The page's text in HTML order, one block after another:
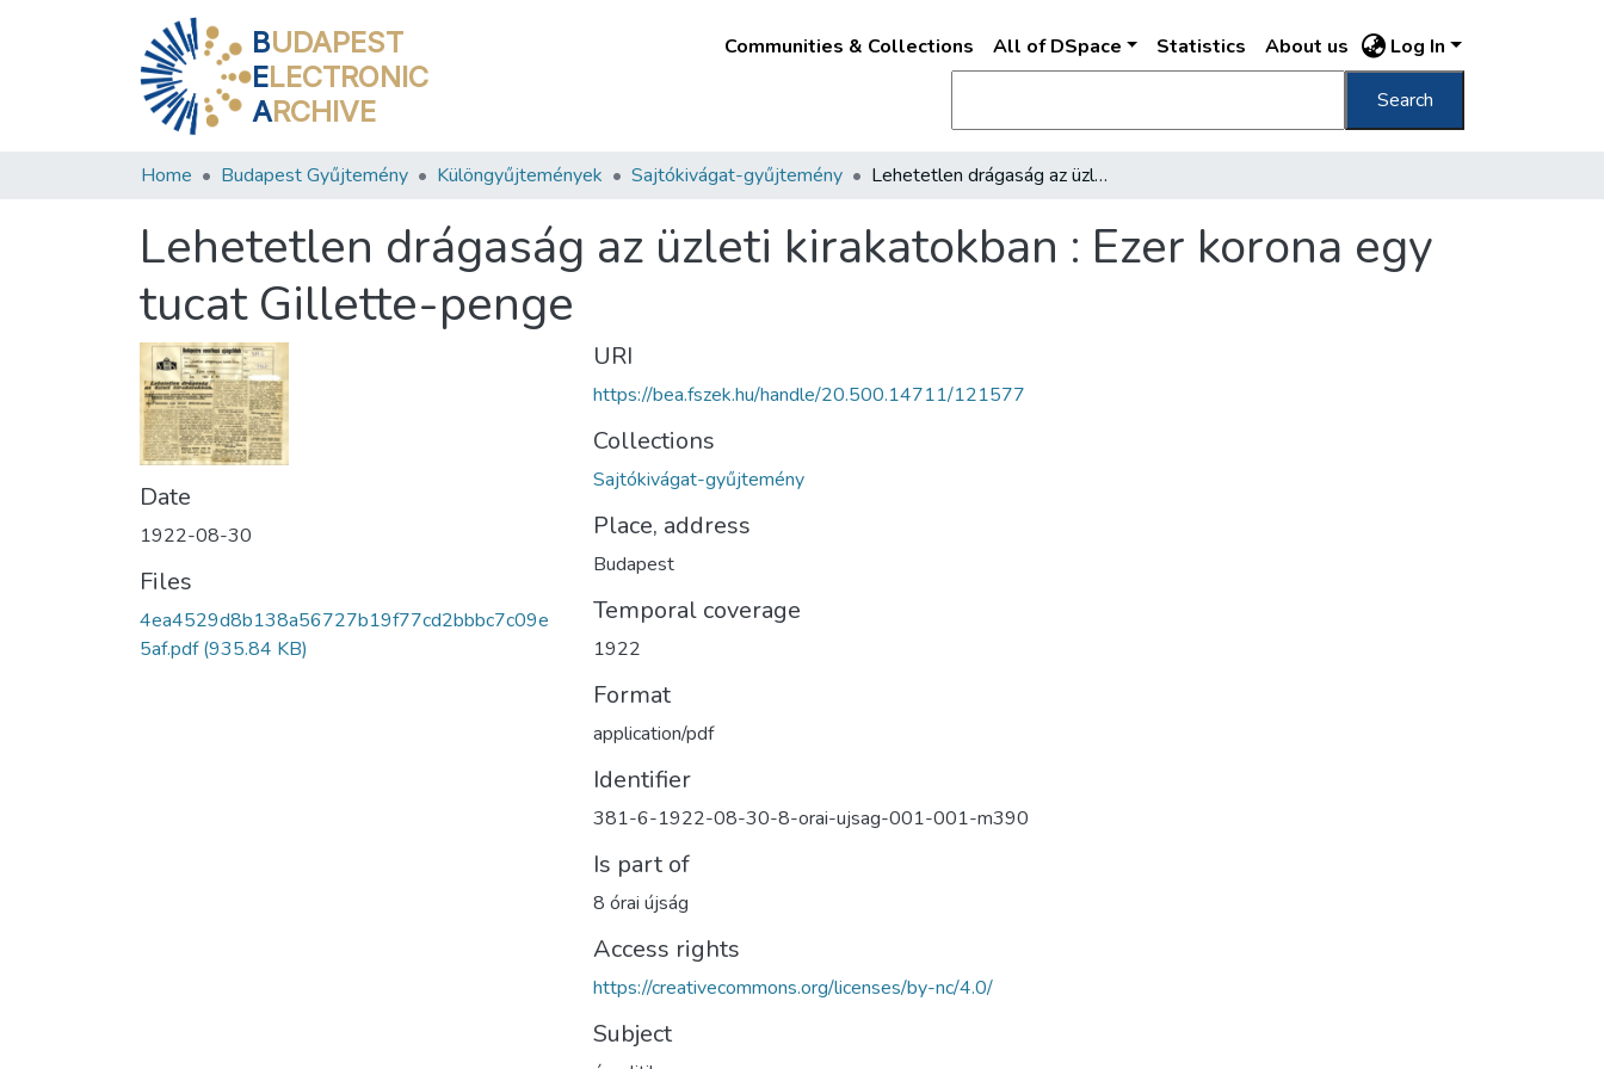
BUDAPEST
ELECTRONIC
ARCHIVE
Communities & Collections All of DSpace Statistics About us Log In
Search
Home Budapest Gyűjtemény Különgyűjtemények Sajtókivágat-gyűjtemény Lehetetlen drágaság az üzleti kirakatokban : Ezer korona egy tucat Gillette-penge
Lehetetlen drágaság az üzleti kirakatokban : Ezer korona egy
tucat Gillette-penge
Date
1922-08-30
Files
4ea4529d8b138a56727b19f77cd2bbbc7c09e
5af.pdf(935.84 KB)
URI
https://bea.fszek.hu/handle/20.500.14711/121577
Collections
Sajtókivágat-gyűjtemény
Place, address
Budapest
Temporal coverage
1922
Format
application/pdf
Identifier
381-6-1922-08-30-8-orai-ujsag-001-001-m390
Is part of
8 órai újság
Access rights
https://creativecommons.org/licenses/by-nc/4.0/
Subject